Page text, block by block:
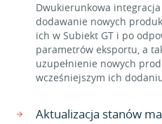
Dwukierunkowa
dodawanie nowych
ich w Subiekt GT i po
parametrów eksportu, a
uzupełnienie nowych
wcześniejszym ich
Aktualizacja stanów